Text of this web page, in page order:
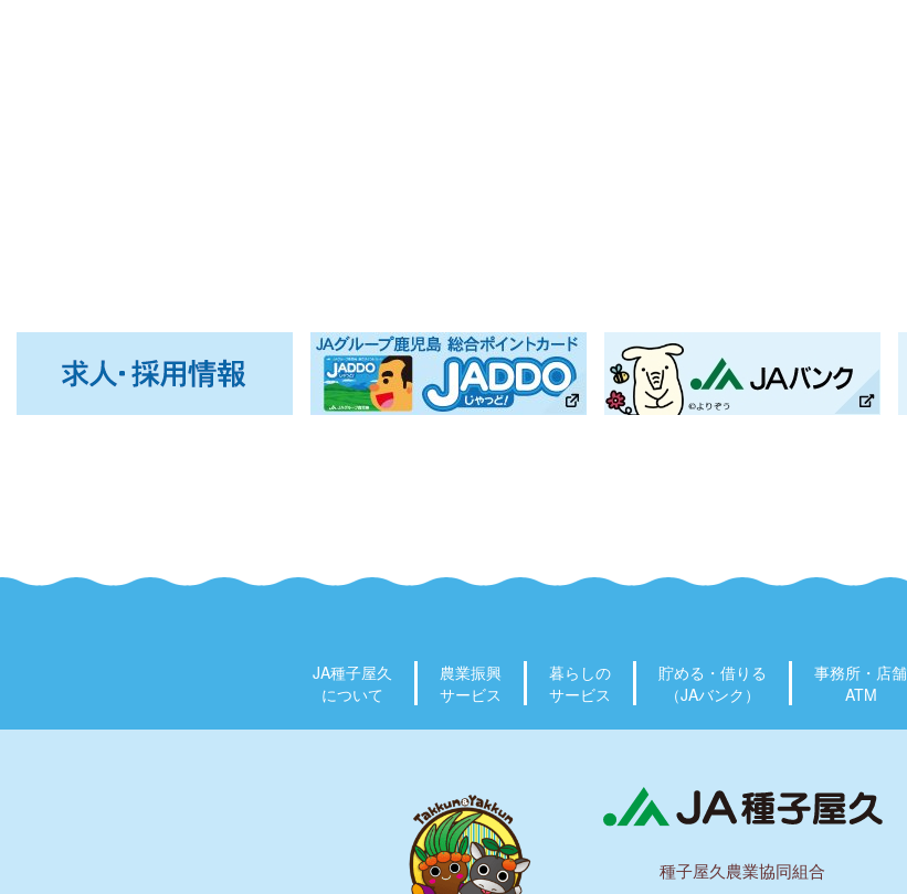
JA種子屋久
について
農業振興
サービス
暮らしの
サービス
貯める・借りる
（JAバンク）
事務所・店舗
ATM
種子屋久農業協同組合